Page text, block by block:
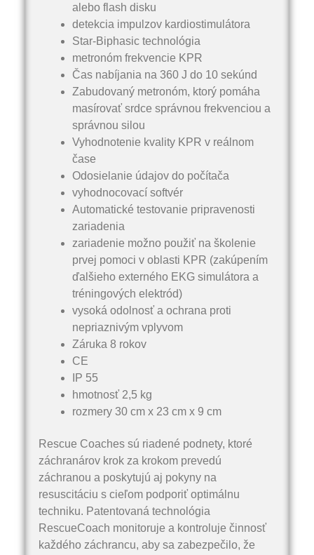
alebo flash disku
detekcia impulzov kardiostimulátora
Star-Biphasic technológia
metronóm frekvencie KPR
Čas nabíjania na 360 J do 10 sekúnd
Zabudovaný metronóm, ktorý pomáha
masírovať srdce správnou frekvenciou a
správnou silou
Vyhodnotenie kvality KPR v reálnom
čase
Odosielanie údajov do počítača
vyhodnocovací softvér
Automatické testovanie pripravenosti
zariadenia
zariadenie možno použiť na školenie
prvej pomoci v oblasti KPR (zakúpením
ďalšieho externého EKG simulátora a
tréningových elektród)
vysoká odolnosť a ochrana proti
nepriaznivým vplyvom
Záruka 8 rokov
CE
IP 55
hmotnosť 2,5 kg
rozmery 30 cm x 23 cm x 9 cm
Rescue Coaches sú riadené podnety, ktoré
záchranárov krok za krokom prevedú
záchranou a poskytujú aj pokyny na
resuscitáciu s cieľom podporiť optimálnu
techniku. Patentovaná technológia
RescueCoach monitoruje a kontroluje činnosť
každého záchrancu, aby sa zabezpečilo, že